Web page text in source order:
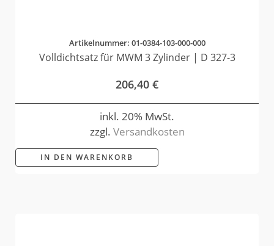
Artikelnummer: 01-0384-103-000-000
Volldichtsatz für MWM 3 Zylinder | D 327-3
206,40 €
inkl. 20% MwSt.
zzgl. Versandkosten
IN DEN WARENKORB